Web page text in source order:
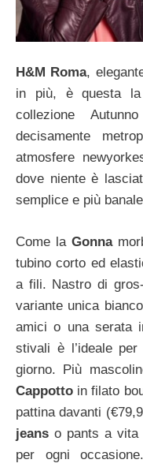
H&M Roma,
in più, è questa
collezione
decisamente
atmosfere
dove niente è
semplice e più
Come laGonna
tubino corto ed
a fili. Nastro di
variante unica
amici o una serata
stivali è l’ideale
giorno. Più
Cappotto in filato
pattina davanti
jeans o pants a vita
per ogni